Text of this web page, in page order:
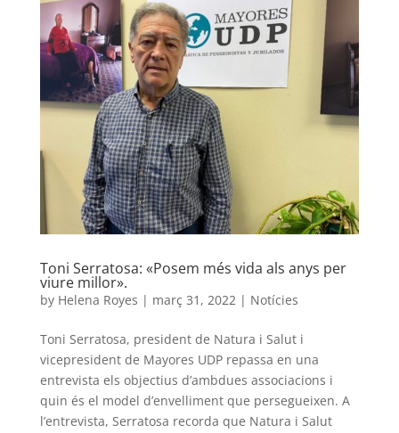
Toni Serratosa: «Posem més vida als anys per
viure millor».
by Helena Royes | març 31, 2022 | Notícies
Toni Serratosa, president de Natura i Salut i
vicepresident de Mayores UDP repassa en una
entrevista els objectius d’ambdues associacions i
quin és el model d’envelliment que persegueixen. A
l’entrevista, Serratosa recorda que Natura i Salut